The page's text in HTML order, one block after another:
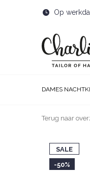
DAMES
Op
Terug naar
SALE
-50%